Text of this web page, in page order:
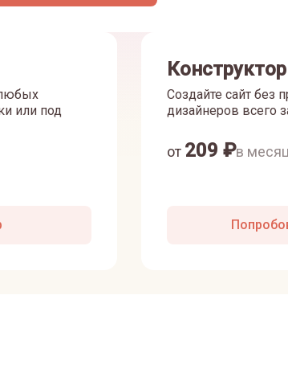
или под
Создайте сайт без
дизайнеров всего
от 209 ₽в